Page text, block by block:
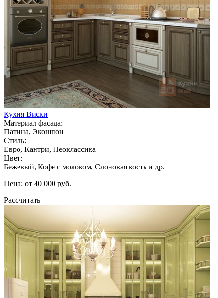
Кухня Виски
Материал фасада:
Патина, Экошпон
Стиль:
Евро, Кантри, Неоклассика
Цвет:
Бежевый, Кофе с молоком, Слоновая кость и др.
Цена: от 40 000 руб.
Рассчитать